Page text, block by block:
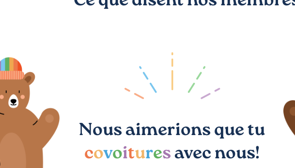
Nous aimerions que tu
covoituresavec nous!